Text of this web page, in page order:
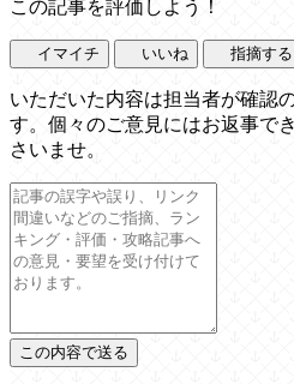
この記事を評価しよう！
イマイチ いいね 指摘する
いただいた内容は担当者が確認
す。個々のご意見にはお返事で
さいませ。